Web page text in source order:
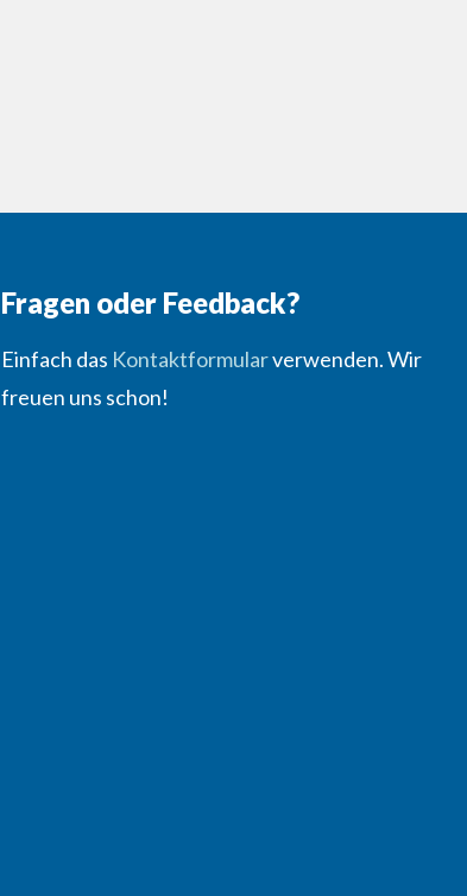
Fragen oder Feedback?
Einfach das Kontaktformularverwenden. Wir
freuen uns schon!